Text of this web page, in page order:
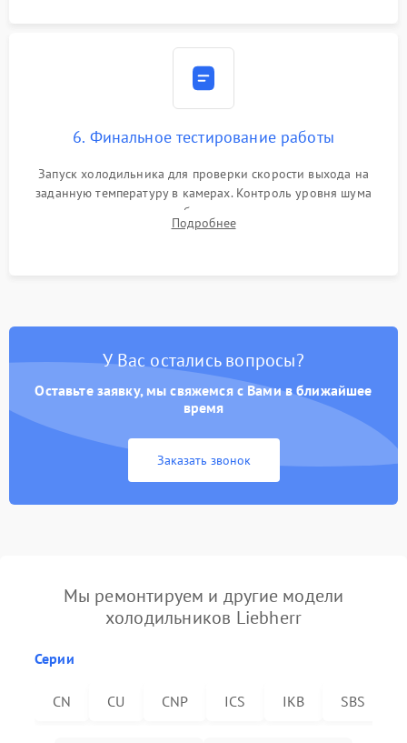
6. Финальное тестирование работы
Запуск холодильника для проверки скорости выхода на
заданную температуру в камерах. Контроль уровня шума
компрессора, отсутствия обмерзания стенок и корректного
срабатывания системы автоматической оттайки.
Подробнее
У Вас остались вопросы?
Оставьте заявку, мы свяжемся с Вами в ближайшее
время
Заказать звонок
Мы ремонтируем и другие модели
холодильников Liebherr
Серии
CN CU CNP ICS IKB SBS